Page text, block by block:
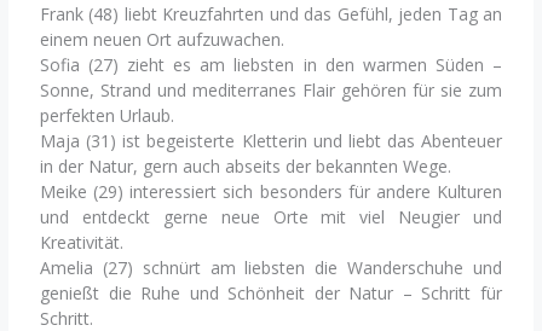
Frank (48) liebt Kreuzfahrten und das Gefühl, jeden Tag an
einem neuen Ort aufzuwachen.
Sofia (27) zieht es am liebsten in den warmen Süden –
Sonne, Strand und mediterranes Flair gehören für sie zum
perfekten Urlaub.
Maja (31) ist begeisterte Kletterin und liebt das Abenteuer
in der Natur, gern auch abseits der bekannten Wege.
Meike (29) interessiert sich besonders für andere Kulturen
und entdeckt gerne neue Orte mit viel Neugier und
Kreativität.
Amelia (27) schnürt am liebsten die Wanderschuhe und
genießt die Ruhe und Schönheit der Natur – Schritt für
Schritt.